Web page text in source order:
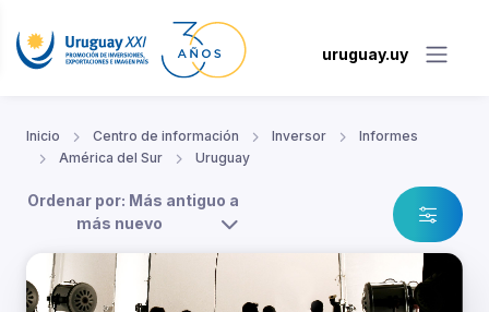
uruguay.uy
Inicio Centro de información Inversor
Informes
América del Sur
Uruguay
Ordenar por: Más antiguo a
más nuevo